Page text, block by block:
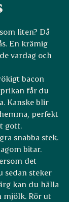
liten? Då
En krämig
vardag och
bacon
får du
Kanske blir
perfekt
gott.
snabba stek.
bitar.
det
sedan steker
kan du hälla
mjölk. Rör ut